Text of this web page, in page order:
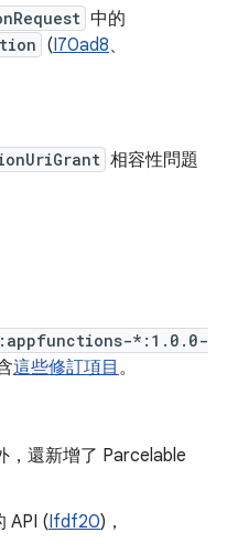
中的
(I70ad8、
相容性問題
*:1.0.0-
這些修訂項目 。
，還新增了 Parcelable
API (Ifdf20)，